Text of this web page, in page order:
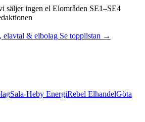
säljer ingen el Elområden SE1–SE4
elavtal & elbolag Se topplistan →
Sala-Heby EnergiRebel ElhandelGöta